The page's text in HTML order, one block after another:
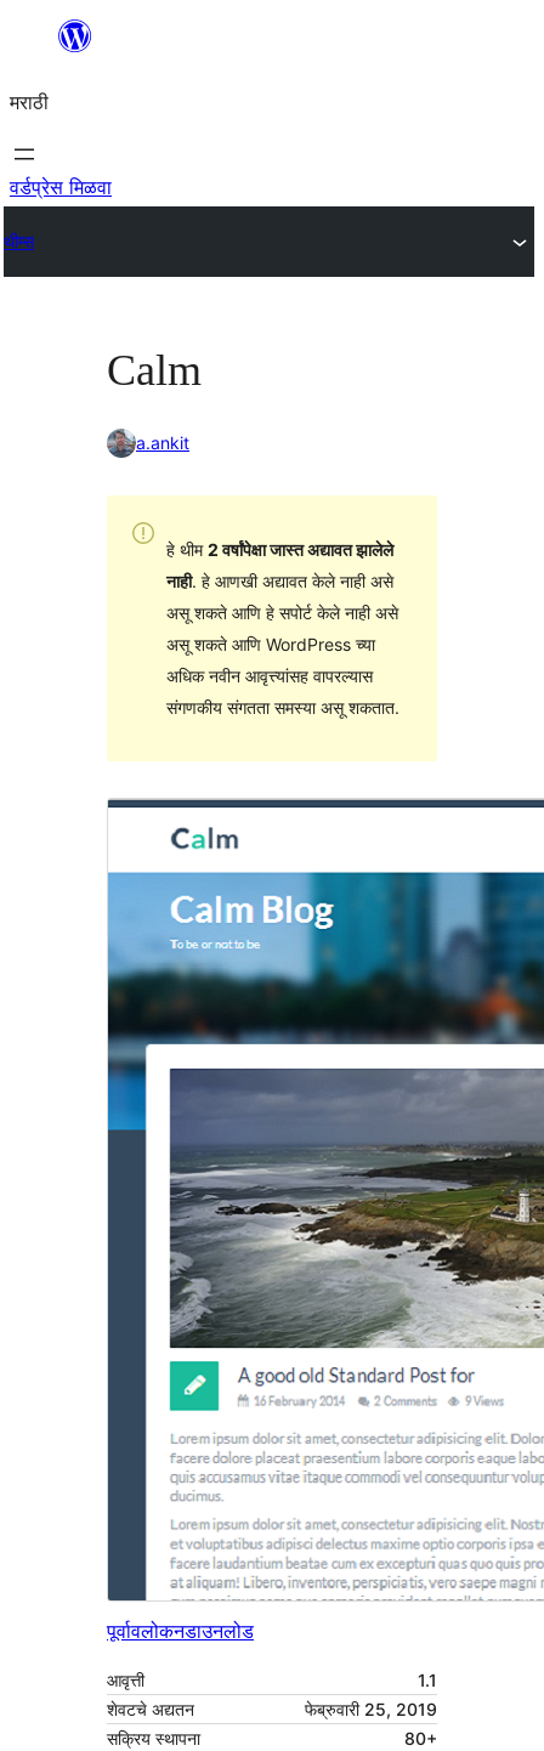
सामुग्रीवर
मराठी
वर्डप्रेस मिळवा
थीम्स
Calm
a.ankit
हे थीम2 वर्षांपेक्षा जास्त अद्यावत झालेले
नाही. हे आणखी अद्यावत केले नाही असे
असू शकते आणि हे सपोर्ट केले नाही असे
असू शकते आणि WordPress च्या
अधिक नवीन आवृत्त्यांसह वापरल्यास
संगणकीय संगतता समस्या असू शकतात.
पूर्वावलोकनडाउनलोड
आवृत्ती
1.1
शेवटचे अद्यतन
फेब्रुवारी 25, 2019
सक्रिय स्थापना
80+